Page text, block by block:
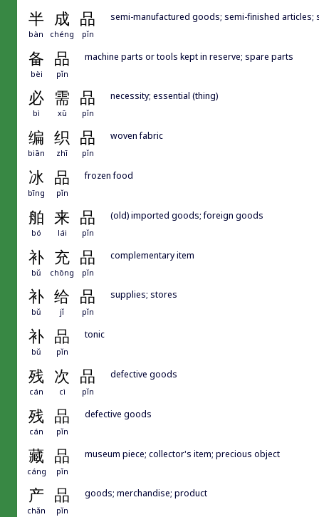
半 成 品
bàn chéng pǐn
semi-manufactured goods; semi-finished articles;
备 品
bèi pǐn
machine parts or tools kept in reserve; spare parts
必 需 品
bì xū pǐn
necessity; essential (thing)
编 织 品
biān zhī pǐn
woven fabric
冰 品
bīng pǐn
frozen food
舶 来 品
bó lái pǐn
(old) imported goods; foreign goods
补 充 品
bǔ chōng pǐn
complementary item
补 给 品
bǔ jǐ pǐn
supplies; stores
补 品
bǔ pǐn
tonic
残 次 品
cán cì pǐn
defective goods
残 品
cán pǐn
defective goods
藏 品
cáng pǐn
museum piece; collector's item; precious object
产 品
chǎn pǐn
goods; merchandise; product